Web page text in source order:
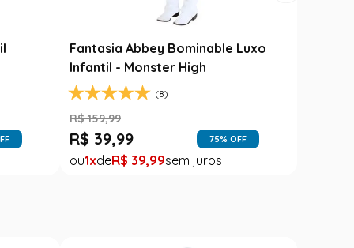
Saia Festa Junina Infantil Branca
Noivinha com Fitas Coloridas
R$ 78,90
R$ 49 ,99
1 R$ 49,99